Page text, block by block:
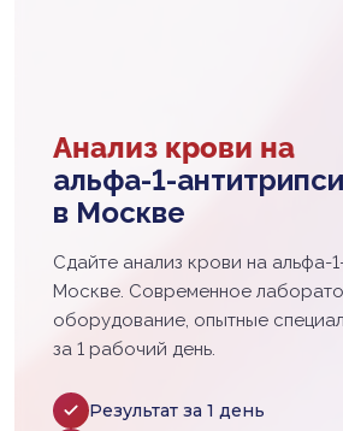
Анализ крови на
альфа-1-
в Москве
Сдайте анализ крови на альфа-
Москве. Современное
оборудование, опытные
за 1 рабочий день.
Результат за 1 день